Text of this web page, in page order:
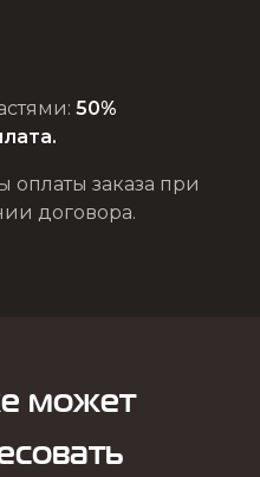
50%
заказа при
договора.
может